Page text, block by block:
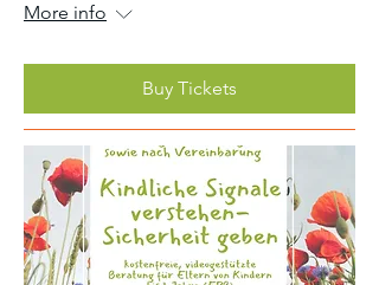
More info
Buy Tickets